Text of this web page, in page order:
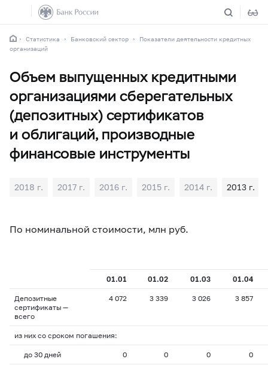
Статистика Банковский сектор
Показатели деятельности кредитных
организаций
Объем выпущенных кредитными
организациями сберегательных
(депозитных) сертификатов
и облигаций, производные
финансовые инструменты
2018 г. 2017 г. 2016 г. 2015 г. 2014 г. 2013 г.
По номинальной стоимости, млн руб.
01.01 01.02 01.03 01.04
Депозитные
сертификаты —
всего
4 072 3 339 3 026 3 857
из них со сроком погашения:
до 30 дней 0 0 0 0